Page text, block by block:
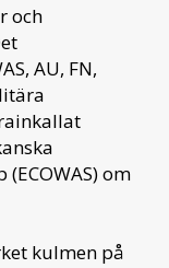
och
AU, FN,
om
kulmen på